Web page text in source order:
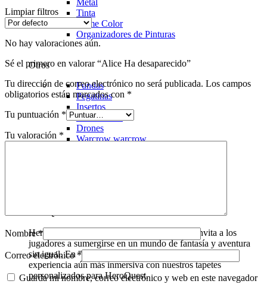
Metal
Tinta
Game Color
Organizadores de Pinturas
Otros
Fundas
Pegatinas
Insertos
Blood Bowl
Drones
Warcrowwarcrow
HeroQuest es un juego de mesa icónico que invita a los
jugadores a sumergirse en un mundo de fantasía y aventura
sin igual. En "Domingo de Juegos", ofrecemos una
experiencia aún más inmersiva con nuestros tapetes
personalizados para HeroQuest.
Limpiar filtros
No hay valoraciones aún.
Sé el primero en valorar “Alice Ha desaparecido”
Tu dirección de correo electrónico no será publicada. Los campos
obligatorios están marcados con *
Tu puntuación *
Tu valoración *
Nombre*
Correo electrónico*
Guarda mi nombre, correo electrónico y web en este navegador